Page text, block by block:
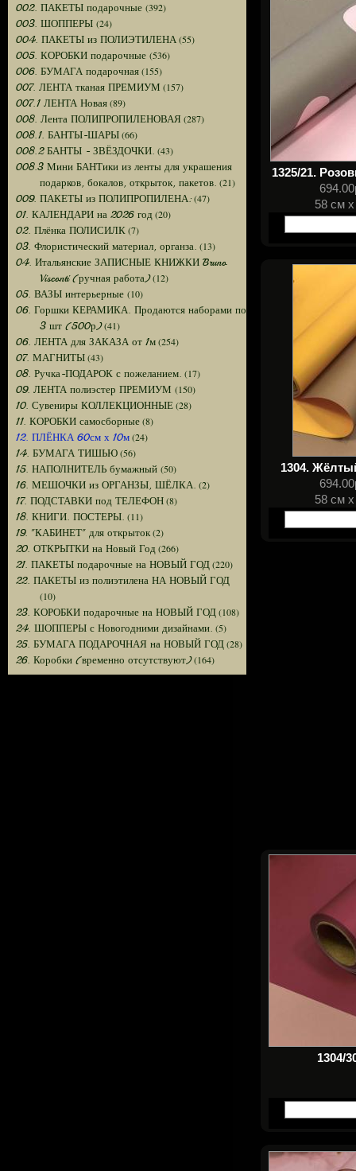
002. ПАКЕТЫ подарочные (392)
003. ШОППЕРЫ (24)
004. ПАКЕТЫ из ПОЛИЭТИЛЕНА(55)
005. КОРОБКИ подарочные (536)
006. БУМАГА подарочная(155)
007. ЛЕНТА тканая ПРЕМИУМ (157)
007.1 ЛЕНТА Новая(89)
008. Лента ПОЛИПРОПИЛЕНОВАЯ (287)
008.1. БАНТЫ-ШАРЫ(66)
008.2 БАНТЫ - ЗВЁЗДОЧКИ. (43)
008.3 Мини БАНТики из ленты для украшения
подарков, бокалов, открыток, пакетов. (21)
009. ПАКЕТЫ из ПОЛИПРОПИЛЕНА:(47)
01. КАЛЕНДАРИ на 2026 год (20)
02. Плёнка ПОЛИСИЛК(7)
03. Флористический материал, органза. (13)
04. Итальянские ЗАПИСНЫЕ КНИЖКИ Bruno
Visconti (ручная работа)(12)
05. ВАЗЫ интерьерные (10)
06. Горшки КЕРАМИКА. Продаются наборами по
3 шт (500р)(41)
06. ЛЕНТА для ЗАКАЗА от 1м(254)
07. МАГНИТЫ(43)
08. Ручка-ПОДАРОК с пожеланием. (17)
09. ЛЕНТА полиэстер ПРЕМИУМ (150)
10. Сувениры КОЛЛЕКЦИОННЫЕ(28)
11. КОРОБКИ самосборные(8)
12. ПЛЁНКА 60см х 10м(24)
14. БУМАГА ТИШЬЮ(56)
15. НАПОЛНИТЕЛЬ бумажный (50)
16. МЕШОЧКИ из ОРГАНЗЫ, ШЁЛКА. (2)
17. ПОДСТАВКИ под ТЕЛЕФОН(8)
18. КНИГИ. ПОСТЕРЫ. (11)
19. "КАБИНЕТ" для открыток(2)
20. ОТКРЫТКИ на Новый Год (266)
21. ПАКЕТЫ подарочные на НОВЫЙ ГОД(220)
22. ПАКЕТЫ из полиэтилена НА НОВЫЙ ГОД
(10)
23. КОРОБКИ подарочные на НОВЫЙ ГОД(108)
24. ШОППЕРЫ с Новогодними дизайнами. (5)
25. БУМАГА ПОДАРОЧНАЯ на НОВЫЙ ГОД(28)
26. Коробки (временно отсутствуют)(164)
1325/21.
58 см
1304.
58 см